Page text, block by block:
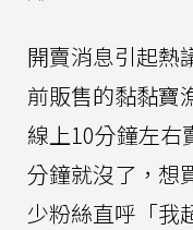
開賣消息引起熱
前販售的黏黏寶
線上10分鐘左右
分鐘就沒了，想
少粉絲直呼「我